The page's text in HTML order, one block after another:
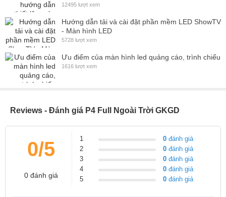
12495 lượt xem
Hướng dẫn tải và cài đặt phần mềm LED ShowTV
- Màn hình LED
5728 lượt xem
Ưu điểm của màn hình led quảng cáo, trình chiếu
1616 lượt xem
Reviews - Đánh giá P4 Full Ngoài Trời GKGD
0/5
0 đánh giá
1 0 đánh giá
2
0 đánh giá
3
0 đánh giá
4
0 đánh giá
5
0 đánh giá